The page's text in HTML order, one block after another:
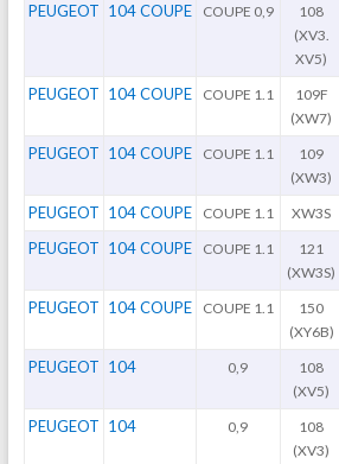
PEUGEOT 104 COUPE COUPE 0,9
108
(XV3.
XV5)
PEUGEOT 104 COUPE COUPE 1.1
109F
(XW7)
PEUGEOT 104 COUPE COUPE 1.1
109
(XW3)
PEUGEOT 104 COUPE COUPE 1.1 XW3S
PEUGEOT 104 COUPE COUPE 1.1
121
(XW3S)
PEUGEOT 104 COUPE COUPE 1.1
150
(XY6B)
PEUGEOT 104 0,9
108
(XV5)
PEUGEOT 104 0,9
108
(XV3)